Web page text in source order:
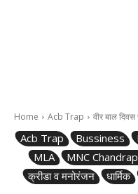
Home Acb Trap वीर बाल दिवस
Acb Trap Bussiness
MLA
MNC
क्रीडा व मनोरंजन
धार्मिक